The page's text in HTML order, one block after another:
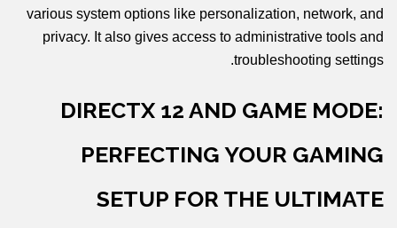
various system options like personalization, network, and
privacy. It also gives access to administrative tools and
troubleshooting settings.
DIRECTX 12 AND GAME MODE:
PERFECTING YOUR GAMING
SETUP FOR THE ULTIMATE